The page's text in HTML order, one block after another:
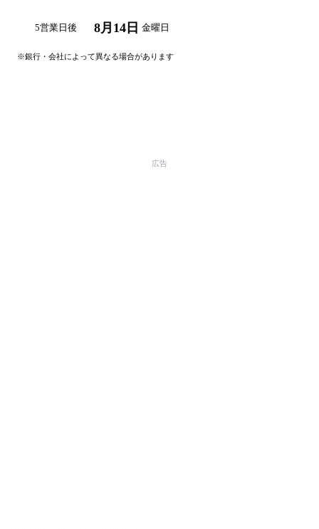
5営業日後 8月14日 金曜日
※銀行・会社によって異なる場合があります
広告